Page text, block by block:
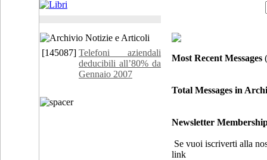
[145087] Telefoni aziendali
deducibili all’80% da
Gennaio 2007
Most Recent Messages
Total Messages in
Newsletter
Se vuoi iscriverti alla
link